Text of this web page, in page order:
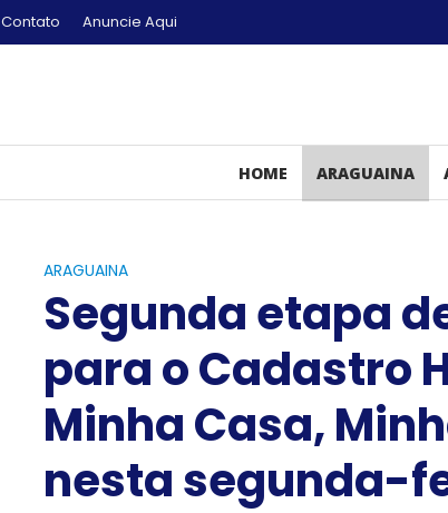
Contato Anuncie Aqui
HOME ARAGUAINA
ARAGUAINA
Segunda etapa
para o Cadastro
Minha Casa,
nesta segunda-